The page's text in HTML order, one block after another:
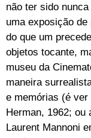
não ter sido
uma exposição
do que um
objetos tocante,
museu da
maneira
e memórias (é ver
Herman, 1962;
Laurent Mannoni